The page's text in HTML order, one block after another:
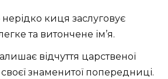
киця заслуговує
та витончене ім’я.
відчуття царственої
своєї знаменитої попередниці.